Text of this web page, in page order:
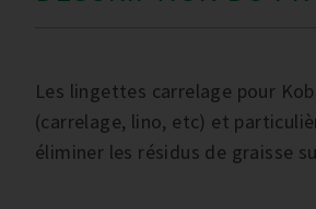
Les lingettes carrelage pour
(carrelage, lino, etc) et
éliminer les résidus de graisse